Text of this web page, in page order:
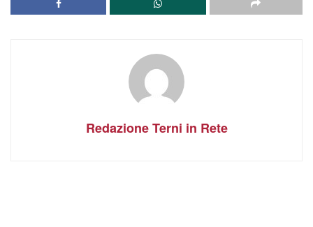
Redazione Terni in Rete